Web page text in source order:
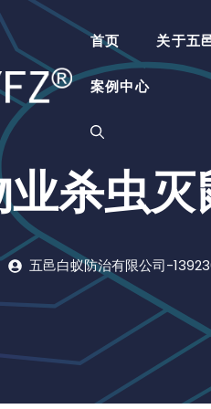
首页 关于五
案例中心
业杀虫
五邑白蚁防治有限公司-